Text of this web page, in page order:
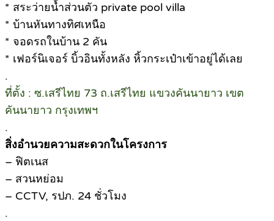
* สระว่ายน้ำส่วนตัว private pool villa
* บ้านหันทางทิศเหนือ
* จอดรถในบ้าน 2 คัน
* เฟอร์นิเจอร์ บิ้วอินทั้งหลัง หิ้วกระเป๋าเข้าอยู่ได้เลย
.
ที่ตั้ง : ซ.เสรีไทย 73 ถ.เสรีไทย แขวงคันนายาว เขต
คันนายาว กรุงเทพฯ
.
สิ่งอำนวยความสะดวกในโครงการ
– ฟิตเนส
– สวนหย่อม
– CCTV, รปภ. 24 ชั่วโมง
.